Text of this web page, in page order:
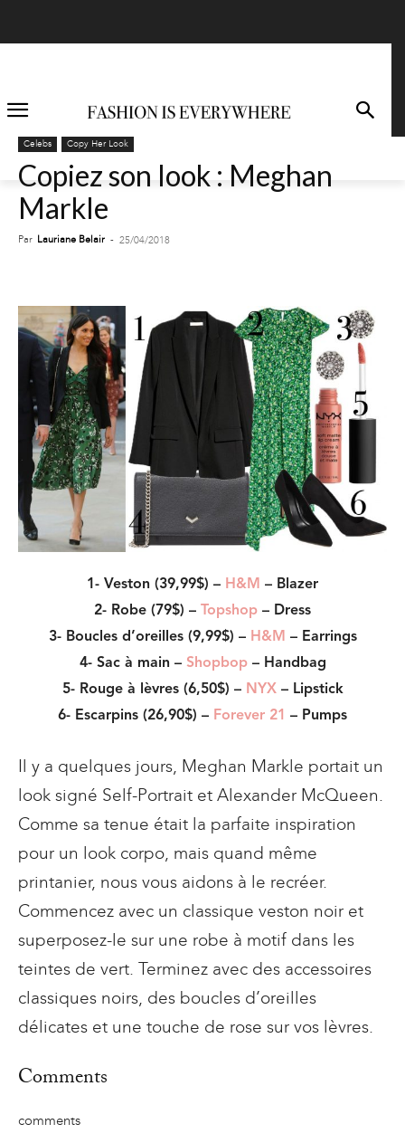
Celebs Copy Her Look
Copiez son look : Meghan
Markle
Par Lauriane Belair - 25/04/2018
1- Veston (39,99$) – H&M – Blazer
2- Robe (79$) –
Topshop – Dress
3- Boucles d’oreilles (9,99$) – H&M – Earrings
4- Sac à main – Shopbop– Handbag
5- Rouge à lèvres (6,50$) – NYX– Lipstick
6- Escarpins (26,90$) – Forever 21 – Pumps
Il y a quelques jours, Meghan Markle portait un
look signé Self-Portrait et Alexander McQueen.
Comme sa tenue était la parfaite inspiration
pour un look corpo, mais quand même
printanier, nous vous aidons à le recréer.
Commencez avec un classique veston noir et
superposez-le sur une robe à motif dans les
teintes de vert. Terminez avec des accessoires
classiques noirs, des boucles d’oreilles
délicates et une touche de rose sur vos lèvres.
Comments
comments